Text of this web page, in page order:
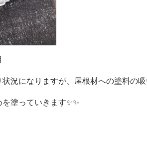
況になりますが、屋根材への塗料の
塗っていきます✨✨